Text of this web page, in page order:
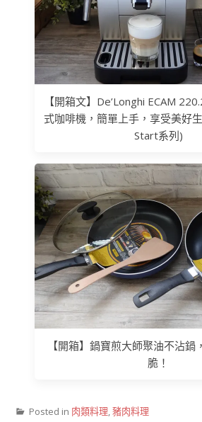
【開箱文】De’Longhi ECAM
式咖啡機，簡單上手，享受美好
Start系列)
【開箱】鍋寶煎大師聚油不沾鍋
脆！
Posted in 肉類料理,豬肉料理